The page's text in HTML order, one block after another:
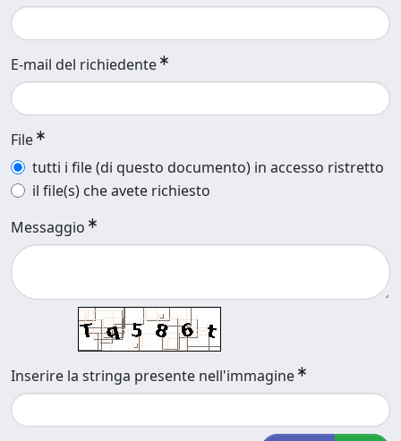
E-mail del richiedente
File
tutti i file (di questo documento) in accesso ristretto
il file(s) che avete richiesto
Messaggio
Inserire la stringa presente nell'immagine